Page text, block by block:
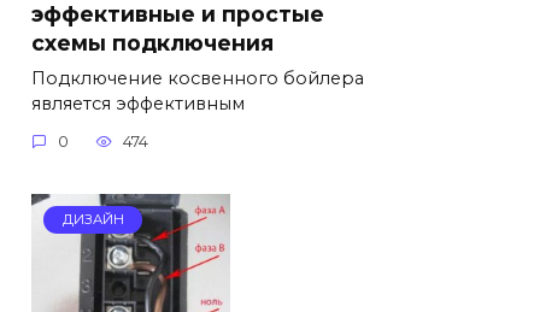
эффективные и простые
схемы подключения
Подключение косвенного бойлера
является эффективным
0 474
ДИЗАЙН